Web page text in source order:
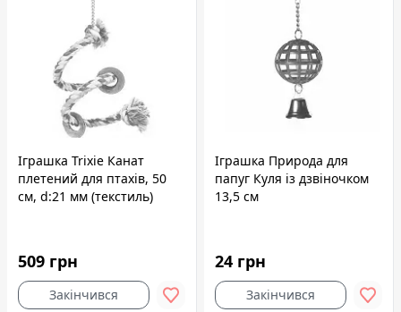
Іграшка Trixie Канат
плетений для птахів, 50
см, d:21 мм (текстиль)
509 грн
Закінчився
Іграшка Природа для
папуг Куля із дзвіночком
13,5 см
24 грн
Закінчився